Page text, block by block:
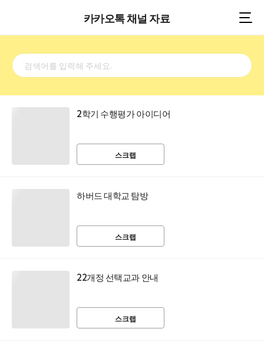
카카오톡 채널 자료
검
색
어
력
색
기
2학기 수행평가 아이디어
스크랩
하버드 대학교 탐방
스크랩
22개정 선택교과 안내
스크랩